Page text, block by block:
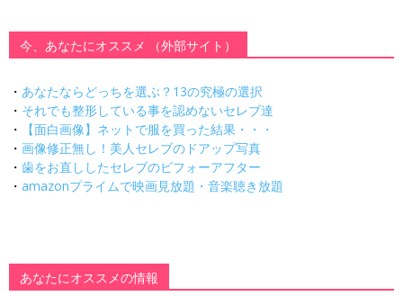
今、あなたにオススメ （外部サイト）
・ あなたならどっちを選ぶ？13の究極の選択
・ それでも整形している事を認めないセレブ達
・
【面白画像】ネットで服を買った結果・・・
・ 画像修正無し！美人セレブのドアップ写真
・ 歯をお直ししたセレブのビフォーアフター
・ amazonプライムで映画見放題・音楽聴き放題
あなたにオススメの情報